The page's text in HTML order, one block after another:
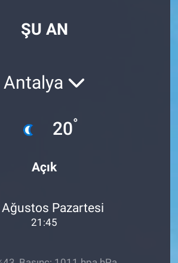
ŞU AN
Antalya
20°
Açık
Pazartesi
21:45